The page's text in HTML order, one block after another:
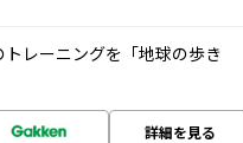
レーニングを「地球の歩き
詳細を見る